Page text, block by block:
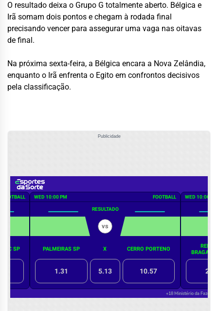
O resultado deixa o Grupo G totalmente aberto. Bélgica e
Irã somam dois pontos e chegam à rodada final
precisando vencer para assegurar uma vaga nas oitavas
de final.
Na próxima sexta-feira, a Bélgica encara a Nova Zelândia,
enquanto o Irã enfrenta o Egito em confrontos decisivos
pela classificação.
Publicidade